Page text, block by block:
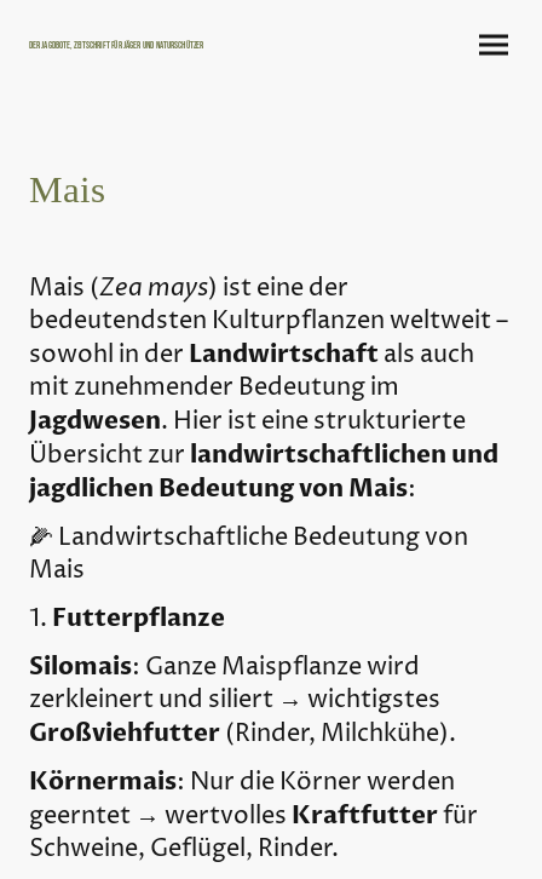
Der Jagdbote, Zeitschrift für Jäger und Naturschützer
Mais
Mais (Zea mays) ist eine der
bedeutendsten Kulturpflanzen weltweit –
sowohl in der Landwirtschaftals auch
mit zunehmender Bedeutung im
Jagdwesen. Hier ist eine strukturierte
Übersicht zur landwirtschaftlichen und
jagdlichen Bedeutung von Mais:
🌽 Landwirtschaftliche Bedeutung von
Mais
1. Futterpflanze
Silomais: Ganze Maispflanze wird
zerkleinert und siliert → wichtigstes
Großviehfutter (Rinder, Milchkühe).
Körnermais: Nur die Körner werden
geerntet → wertvolles Kraftfutterfür
Schweine, Geflügel, Rinder.